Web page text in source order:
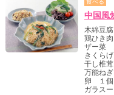
食べる
中国風
木綿豆
鶏ひき
ザー菜
きくら
干し椎
万能ね
卵 １個
ガラス